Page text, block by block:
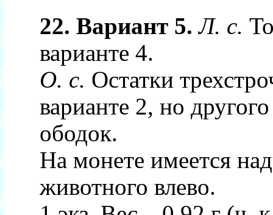
22. Вариант 5. Л. с.
варианте 4.
О. с. Остатки
варианте 2, но
ободок.
На монете имеется
животного влево.